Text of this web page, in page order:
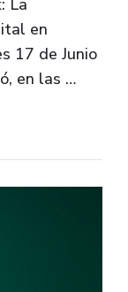
La
en
17 de Junio
en las …